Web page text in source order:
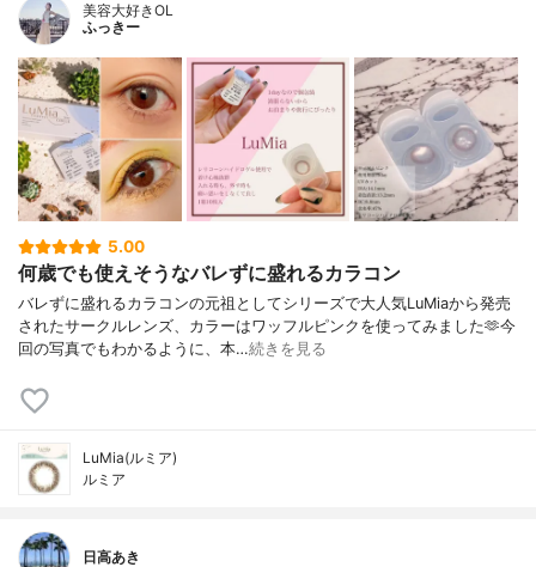
美容大好きOL
ふっきー
5.00
何歳でも使えそうなバレずに盛れるカラコン
バレずに盛れるカラコンの元祖としてシリーズで大人気LuMiaから発売
されたサークルレンズ、カラーはワッフルピンクを使ってみました🫶今
回の写真でもわかるように、本…続きを見る
LuMia(ルミア)
ルミア
日高あき